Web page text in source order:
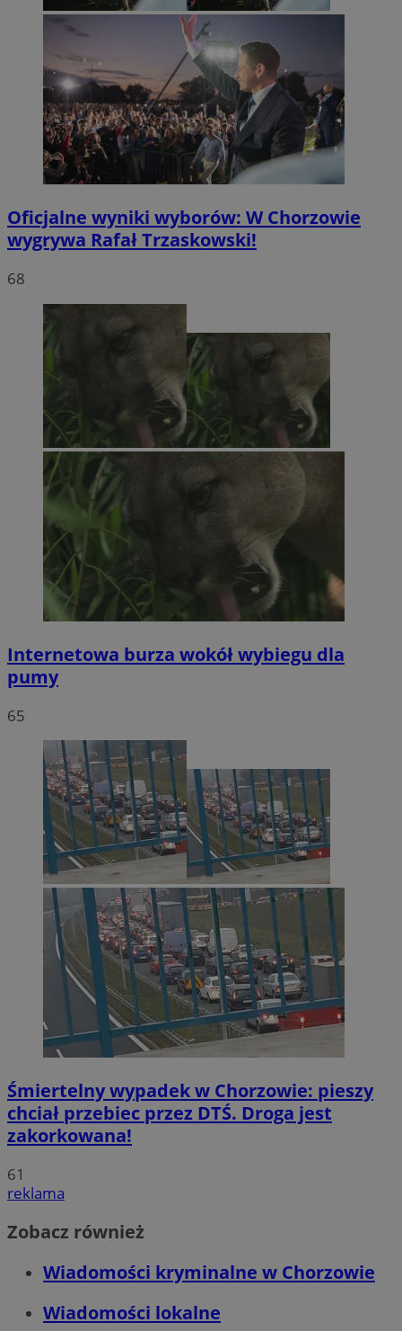
Oficjalne wyniki wyborów: W Chorzowie
wygrywa Rafał Trzaskowski!
68
Internetowa burza wokół wybiegu dla
pumy
65
Śmiertelny wypadek w Chorzowie: pieszy
chciał przebiec przez DTŚ. Droga jest
zakorkowana!
61
reklama
Zobacz również
Wiadomości kryminalne w Chorzowie
Wiadomości lokalne